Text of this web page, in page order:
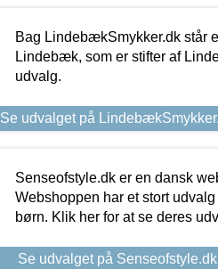
Bag LindebækSmykker.dk står
Lindebæk, som er stifter af
udvalg.
Se udvalget på
Senseofstyle.dk er en dansk
Webshoppen har et stort
børn. Klik her for at se deres
Se udvalget på Senseofstyle.dk